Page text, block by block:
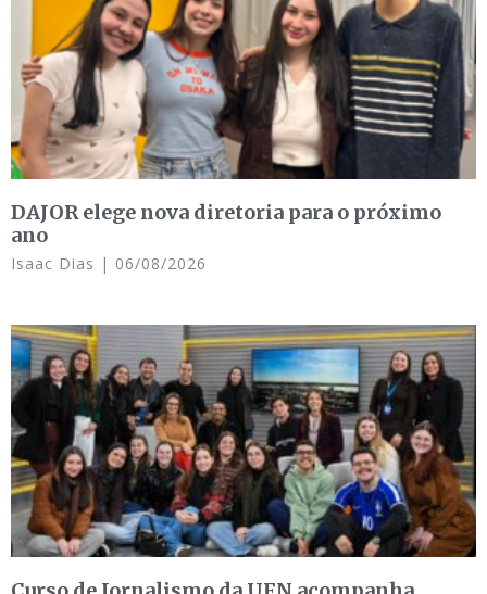
DAJOR elege nova diretoria para o próximo
ano
Isaac Dias 06/08/2026